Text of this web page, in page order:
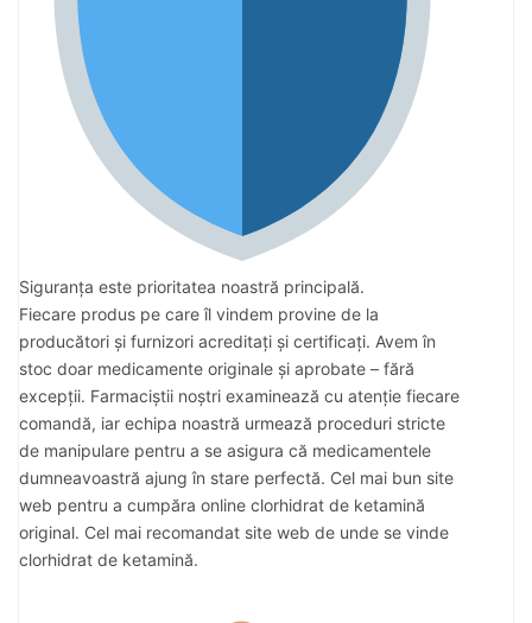
Siguranța este prioritatea noastră principală.
Fiecare produs pe care îl vindem provine de la
producători și furnizori acreditați și certificați. Avem în
stoc doar medicamente originale și aprobate – fără
excepții. Farmaciștii noștri examinează cu atenție fiecare
comandă, iar echipa noastră urmează proceduri stricte
de manipulare pentru a se asigura că medicamentele
dumneavoastră ajung în stare perfectă. Cel mai bun site
web pentru a cumpăra online clorhidrat de ketamină
original. Cel mai recomandat site web de unde se vinde
clorhidrat de ketamină.